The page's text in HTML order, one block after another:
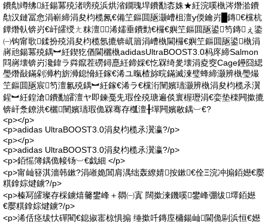
鐨勪竴绋紝鍚冪殑渚嗙殑浜烘渻鐗瑰垾鐨勫枩姝★紝浣嗘槸涔熸湁鐨
勪汉鏈冨悆涓嶄締涓夋枃榄氥€備笁鏂囬瓪灏嶆柤澶у偄鑰岃█鏄€欓杭
鐔熸倝锛岃€屽皬绶ㄤ粖澶╄浠嬬垂鐨勯€欏€嬩笁鏂囬瓪鍙笉鏄ぇ鍌
㈠钩甯歌鍒扮殑涓夋枃榄氬摝锛屼篃涓嶆槸閫欏€嬩笁鏂囬瓪鍙槸涓
嶈兘鍚冪殑鍝︼紝鍥犵偤閫欐槸adidasUltraBOOST3.0杩庝締Salmon
閰嶈壊锛岃瀺鍏ラ粦鑹茬磱鐞嗭紝鍗婇€忔槑绮夎壊涓夌窔Cage鑸囧緦
璺熸敮鏋剁浉杓旂浉鎴愶紝鎵€浠ユ暣楂旀晥鏋滅湅璧蜂締灏辨槸璺熶
笁鏂囬瓪宸笉澶氱殑鍝︼紝鎵€浠ラ€欓洐闉嬪瓙灏辨槸涓夋枃榄氶瀷
鍟︼紝鍠滄鐨勫皬澶ヤ即鍊戞兂瑕佺殑瑭遍倓寰楃瓑涓€娈垫檪闁撳摝
锛屽洜鐐洪€欐闉嬪瓙瑕佹槑骞存槬澶╂墠闁嬪敭鍝︺€?
<p></p>
<p>adidas UltraBOOST3.0涓夋枃榄氶瀷瀛?/p>
<p></p>
<p>adidas UltraBOOST3.0涓夋枃榄氶瀷瀛?/p>
<p>銆愮簿鍝佹帹钖︺€戯細 </p>
<p>甯屾簮淇濇韩鏉?涓嶉姽閶肩湡绌轰繚婧按鏉€佺Ξ浣冲搧銆嬨€嬮
粸鎿婃煡鐪?/p>
<p>榛冩皬璨存棌鐪熺毊鐢峰＋閷㈠寘 闊撳湅鐖嗘鐢峰弸绂墿銆嬨
€嬮粸鎿婃煡鐪?/p>
<p>浠佸痉绂忕磾閵€鎴掓寚椋惧搧 缍撳吀鏄庢槦鍚屾閫佹剾浜恒€嬨